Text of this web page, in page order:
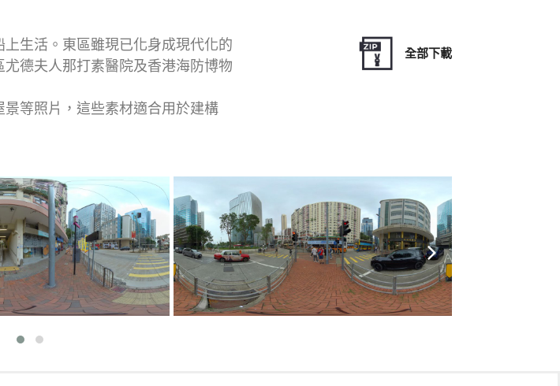
生活。東區雖現已化身成現代化的
德夫人那打素醫院及香港海防博物
等照片，這些素材適合用於建構
全部下載